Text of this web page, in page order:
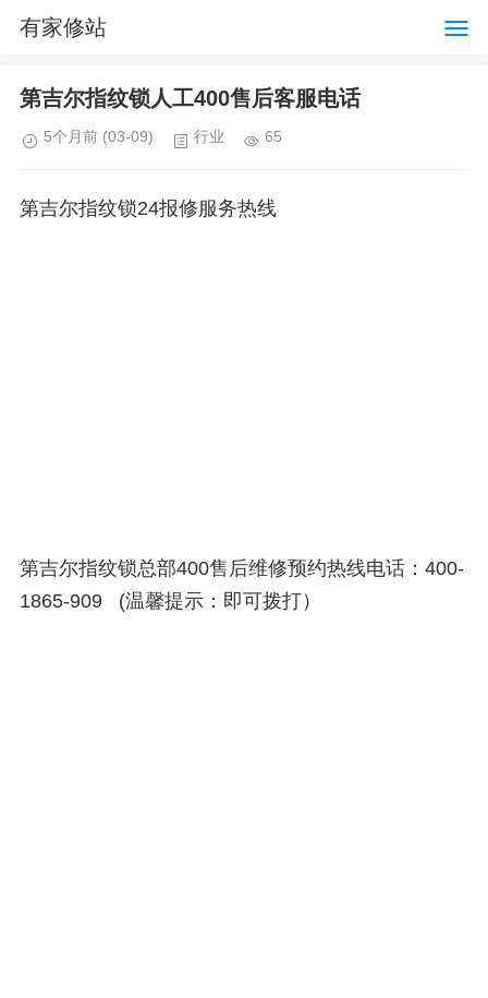
有家修站
第吉尔指纹锁人工400售后客服电话
5个月前 (03-09) 行业 65
第吉尔指纹锁24报修服务热线
第吉尔指纹锁总部400售后维修预约热线电话：400-
1865-909 (温馨提示：即可拨打）